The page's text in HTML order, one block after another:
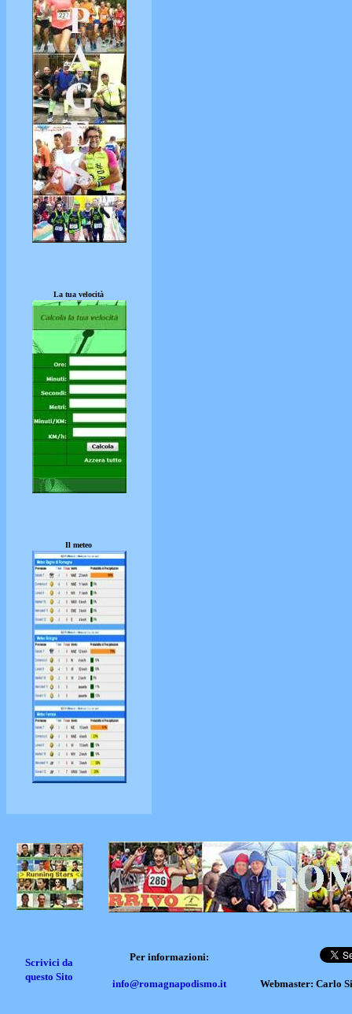
La tua velocità
Il meteo
Scrivici da
questo Sito
Per informazioni:
info@romagnapodismo.it Webmaster: Carlo